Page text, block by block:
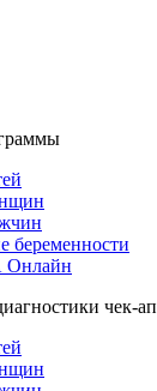
беременности
чек-ап